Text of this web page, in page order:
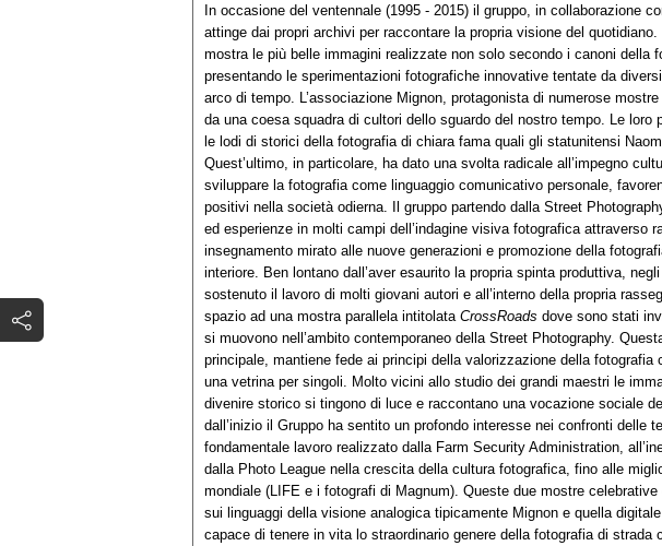
In occasione del ventennale (1995 - 2015) il gruppo, in collaborazione
attinge dai propri archivi per raccontare la propria visione del
mostra le più belle immagini realizzate non solo secondo i canoni della
presentando le sperimentazioni fotografiche innovative tentate da
arco di tempo. L’associazione Mignon, protagonista di numerose
da una coesa squadra di cultori dello sguardo del nostro tempo. Le loro
le lodi di storici della fotografia di chiara fama quali gli statunitensi
Quest’ultimo, in particolare, ha dato una svolta radicale all’impegno
sviluppare la fotografia come linguaggio comunicativo personale,
positivi nella società odierna. Il gruppo partendo dalla Street
ed esperienze in molti campi dell’indagine visiva fotografica attraverso
insegnamento mirato alle nuove generazioni e promozione della
interiore. Ben lontano dall’aver esaurito la propria spinta produttiva,
sostenuto il lavoro di molti giovani autori e all’interno della propria
spazio ad una mostra parallela intitolata CrossRoads dove sono stati
si muovono nell’ambito contemporaneo della Street Photography.
principale, mantiene fede ai principi della valorizzazione della
una vetrina per singoli. Molto vicini allo studio dei grandi maestri le
divenire storico si tingono di luce e raccontano una vocazione sociale
dall’inizio il Gruppo ha sentito un profondo interesse nei confronti delle
fondamentale lavoro realizzato dalla Farm Security Administration,
dalla Photo League nella crescita della cultura fotografica, fino alle
mondiale (LIFE e i fotografi di Magnum). Queste due mostre
sui linguaggi della visione analogica tipicamente Mignon e quella
capace di tenere in vita lo straordinario genere della fotografia di strada